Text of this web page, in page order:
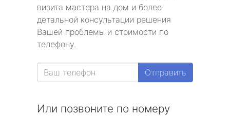
визита мастера на дом и более
детальной консультации решения
Вашей проблемы и стоимости по
телефону.
Отправить
Или позвоните по номеру